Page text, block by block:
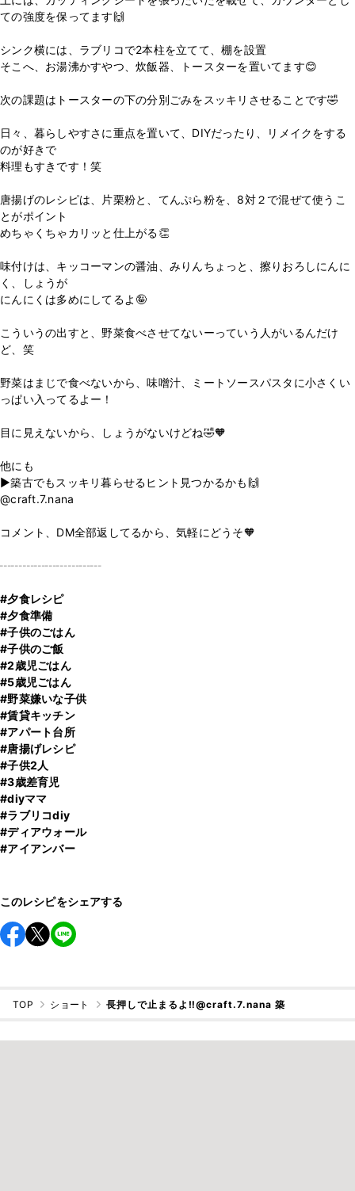
ての強度を保ってます🙌
シンク横には、ラブリコで2本柱を立てて、棚を設置
そこへ、お湯沸かすやつ、炊飯器、トースターを置いてます😊
次の課題はトースターの下の分別ごみをスッキリさせることです🤣
日々、暮らしやすさに重点を置いて、DIYだったり、リメイクをする
のが好きで
料理もすきです！笑
唐揚げのレシピは、片栗粉と、てんぷら粉を、8対２で混ぜて使うこ
とがポイント
めちゃくちゃカリッと仕上がる👏
味付けは、キッコーマンの醤油、みりんちょっと、擦りおろしにんに
く、しょうが
にんにくは多めにしてるよ🤪
こういうの出すと、野菜食べさせてないーっていう人がいるんだけ
ど、笑
野菜はまじで食べないから、味噌汁、ミートソースパスタに小さくい
っぱい入ってるよー！
目に見えないから、しょうがないけどね🤣🧡
他にも
▶︎築古でもスッキリ暮らせるヒント見つかるかも🙌
@craft.7.nana
コメント、DM全部返してるから、気軽にどうそ🧡
┄┄┄┄┄┄┄┄┄
#夕食レシピ
#夕食準備
#子供のごはん
#子供のご飯
#2歳児ごはん
#5歳児ごはん
#野菜嫌いな子供
#賃貸キッチン
#アパート台所
#唐揚げレシピ
#子供2人
#3歳差育児
#diyママ
#ラブリコdiy
#ディアウォール
#アイアンバー
このレシピをシェアする
TOP ショート 長押しで止まるよ‼️@craft.7.nana 築